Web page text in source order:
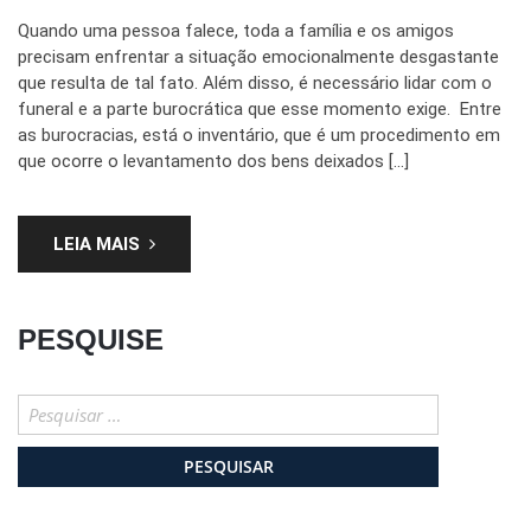
Quando uma pessoa falece, toda a família e os amigos
precisam enfrentar a situação emocionalmente desgastante
que resulta de tal fato. Além disso, é necessário lidar com o
funeral e a parte burocrática que esse momento exige. Entre
as burocracias, está o inventário, que é um procedimento em
que ocorre o levantamento dos bens deixados […]
LEIA MAIS
PESQUISE
Pesquisar
por: